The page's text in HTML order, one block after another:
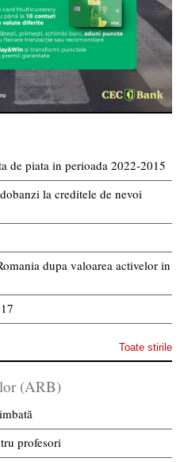
de piata in perioada 2022-2015
la creditele de nevoi
dupa valoarea activelor in
Toate stirile
(ARB)
profesori